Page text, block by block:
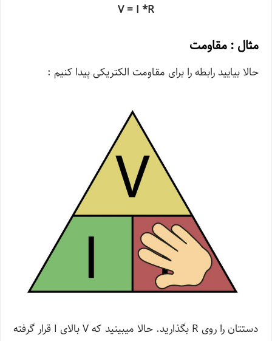
V = I *R
مثال : مقاومت
حالا بیایید رابطه را برای مقاومت الکتریکی پیدا کنیم :
دستتان را روی R بگذارید. حالا می­بینید که V بالای I قرار گرفته